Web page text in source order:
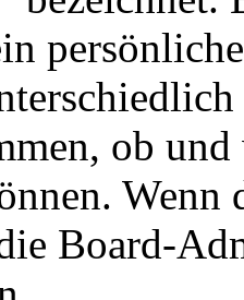
ob
Wenn
Board-